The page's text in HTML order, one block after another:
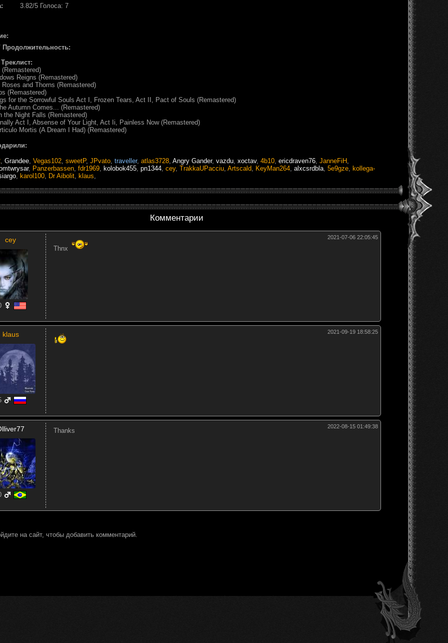
3.82/5 Голоса: 7
Продолжительность:
Reigns (Remastered)
and Thorns (Remastered)
(Remastered)
for the Sorrowful Souls Act I, Frozen Tears, Act II, Pact of Souls (Remastered)
Autumn Comes... (Remastered)
the Night Falls (Remastered)
Act I, Absense of Your Light, Act Ii, Painless Now (Remastered)
Mortis (A Dream I Had) (Remastered)
Grandee Vegas102 sweetP, JPvato traveller, atlas3728 Angry Gander, vazdu xoctav, 4b10 ericdraven76 JanneFiH
, Panzerbassen fdr1969 kolobok455 pn1344 cey, TrakkaUPacciu Artscald KeyMan264 alxcsrdbla 5e9gze
kollega-
karol100 Dr Aibolit klaus
Комментарии
cey 2021-07-06 22:05:45
Thnx
klaus 2021-09-19 18:58:25
2022-08-15 01:49:38
Thanks
на сайт, чтобы добавить комментарий.